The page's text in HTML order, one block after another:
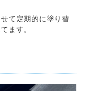
て定期的に塗り替
ます。